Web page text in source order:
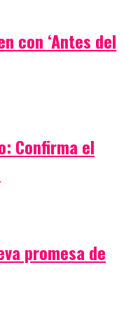
con ‘Antes del
Confirma el
promesa de